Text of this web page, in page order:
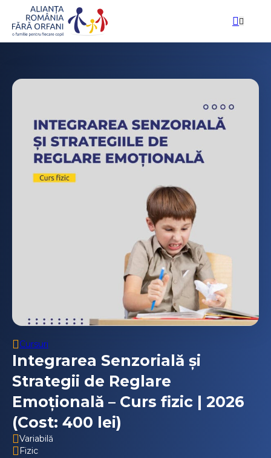
Cursuri
Integrarea Senzorială și
Strategii de Reglare
Emoțională – Curs fizic | 2026
(Cost: 400 lei)
Variabilă
Fizic